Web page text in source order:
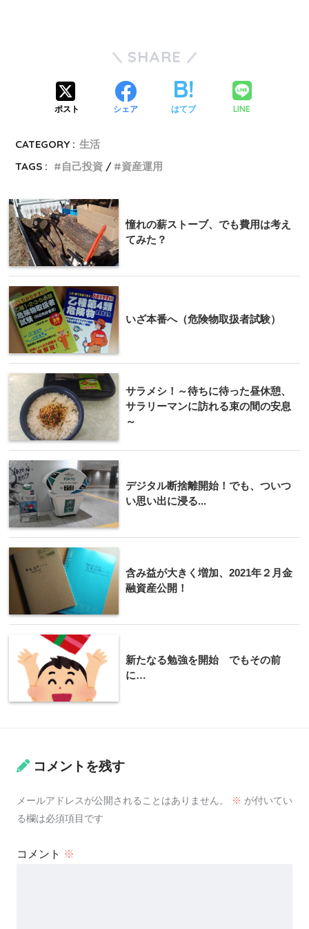
SHARE
ポスト シェア はてブ LINE
CATEGORY : 生活
TAGS :
自己投資 資産運用
憧れの薪ストーブ、でも費用は考え
てみた？
いざ本番へ（危険物取扱者試験）
サラメシ！～待ちに待った昼休憩、
サラリーマンに訪れる束の間の安息
～
デジタル断捨離開始！でも、ついつ
い思い出に浸る...
含み益が大きく増加、2021年２月金
融資産公開！
新たなる勉強を開始 でもその前
に…
コメントを残す
メールアドレスが公開されることはありません。 ※ が付いてい
る欄は必須項目です
コメント ※